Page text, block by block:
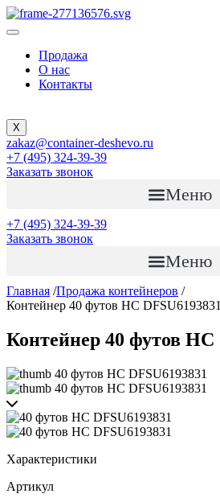
Продажа
О нас
Контакты
X
zakaz@container-deshevo.ru
+7 (495) 324-39-39
Заказать звонок
Меню
+7 (495) 324-39-39
Заказать звонок
Меню
Главная /Продажа контейнеров /
Контейнер 40 футов HC DFSU6193831
Контейнер 40 футов HC
Характеристики
Артикул